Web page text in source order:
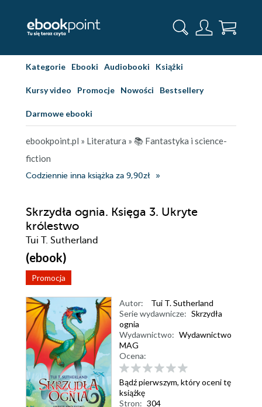
Kategorie Ebooki Audiobooki Książki
Kursy video Promocje Nowości Bestsellery
Darmowe ebooki
ebookpoint.pl » Literatura » 📚 Fantastyka i science-
fiction
Codziennie inna książka za 9,90zł
Skrzydła ognia. Księga 3. Ukryte
królestwo
Tui T. Sutherland
(ebook)
Promocja
Autor:
Tui T. Sutherland
Serie wydawnicze: Skrzydła
ognia
Wydawnictwo: Wydawnictwo
MAG
Ocena:
Bądź pierwszym, który oceni tę
książkę
Stron: 304